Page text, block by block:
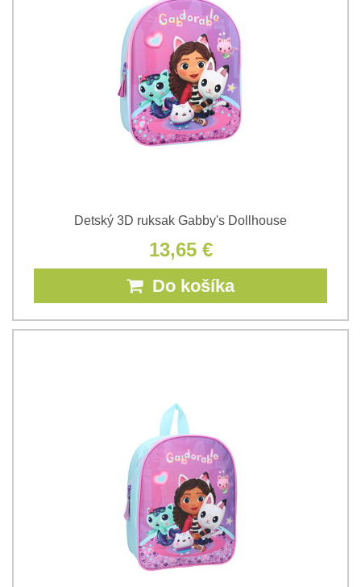
Detský 3D ruksak Gabby's Dollhouse
13,65 €
Do košíka